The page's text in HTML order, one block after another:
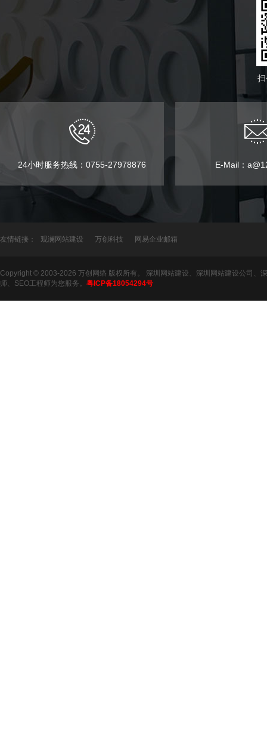
24小时服务热线：0755-27978876 E-Mail：
友情链接： 观澜网站建设 万创科技 网易企业邮箱
Copyright © 2003-2026 万创网络 版权所有。 深圳网站建设、深圳网站建设公司、
师、SEO工程师为您服务。 粤ICP备18054294号